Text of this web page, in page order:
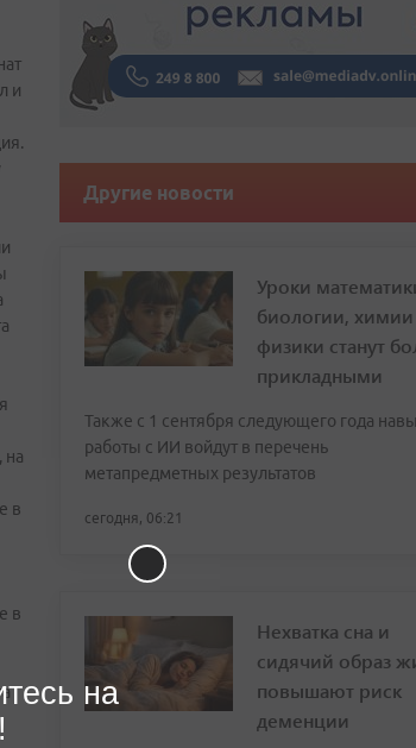
и
на
в
в
Другие новости
Уроки
биологии, химии
физики станут
прикладными
Также с 1 сентября следующего года
работы с ИИ войдут в перечень
метапредметных результатов
сегодня, 06:21
Нехватка сна и
сидячий образ
повышают риск
деменции
на